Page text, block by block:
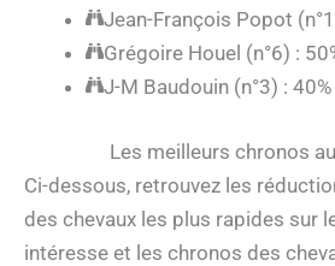
Jean-François Popot
Grégoire Houel (n°6) :
J-M Baudouin (n°3) :
Les meilleurs chronos
Ci-dessous, retrouvez les
des chevaux les plus rapides sur
intéresse et les chronos des